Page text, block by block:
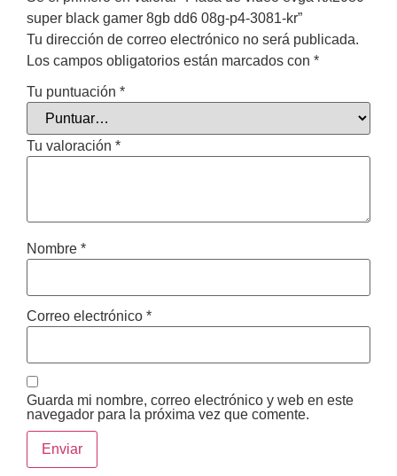
super black gamer 8gb dd6 08g-p4-3081-kr”
Tu dirección de correo electrónico no será publicada.
Los campos obligatorios están marcados con *
Tu puntuación *
Tu valoración *
Nombre *
Correo electrónico *
Guarda mi nombre, correo electrónico y web en este
navegador para la próxima vez que comente.